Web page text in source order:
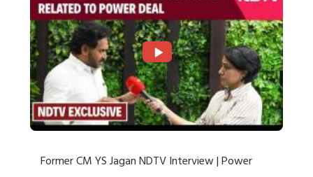
Former CM YS Jagan NDTV Interview | Power